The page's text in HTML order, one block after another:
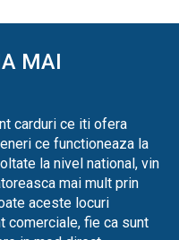
MAI
carduri ce iti ofera
ce functioneaza la
la nivel national, vin
mai mult prin
aceste locuri
comerciale, fie ca sunt